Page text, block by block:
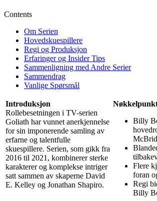
Contents
Om Serien
Hovedskuespillere
Regi og Produksjon
Erfaringer og Insider Tips
Sammenligning med Andre Serier
Sammendrag
Vanlige Spørsmål
Introduksjon
Rollebesetningen i TV-serien
Goliath har vunnet anerkjennelse
for sin imponerende samling av
erfarne og talentfulle
skuespillere. Serien, som gikk fra
2016 til 2021, kombinerer sterke
karakterer og komplekse intriger
satt sammen av skaperne David
E. Kelley og Jonathan Shapiro.
Billy
Flere
foran
Regi
Billy